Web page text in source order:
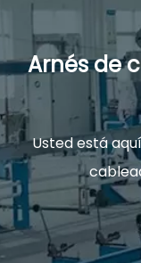
Arnés de
Usted está